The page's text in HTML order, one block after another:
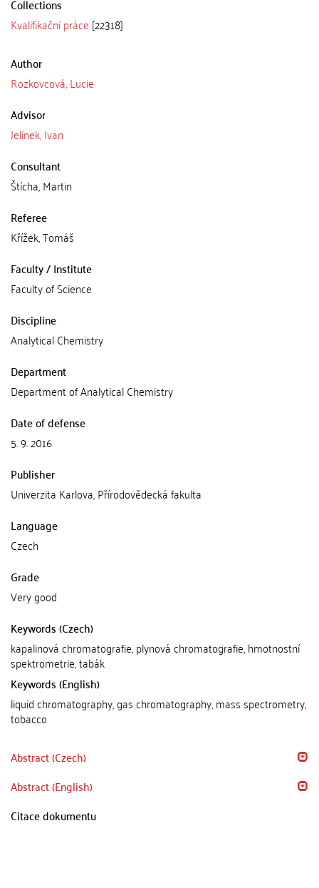
Collections
Kvalifikační práce [22318]
Author
Rozkovcová, Lucie
Advisor
Jelínek, Ivan
Consultant
Štícha, Martin
Referee
Křížek, Tomáš
Faculty / Institute
Faculty of Science
Discipline
Analytical Chemistry
Department
Department of Analytical Chemistry
Date of defense
5. 9. 2016
Publisher
Univerzita Karlova, Přírodovědecká fakulta
Language
Czech
Grade
Very good
Keywords (Czech)
kapalinová chromatografie, plynová chromatografie, hmotnostní
spektrometrie, tabák
Keywords (English)
liquid chromatography, gas chromatography, mass spectrometry,
tobacco
Abstract (Czech)
Abstract (English)
Citace dokumentu